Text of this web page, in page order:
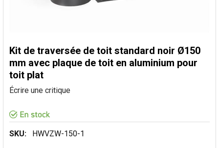
Kit de traversée de toit standard noir Ø150
mm avec plaque de toit en aluminium pour
toit plat
Écrire une critique
SKU: HWVZW-150-1